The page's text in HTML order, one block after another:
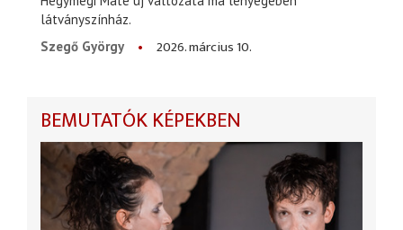
látványszínház.
Szegő György
2026. március 10.
BEMUTATÓK KÉPEKBEN